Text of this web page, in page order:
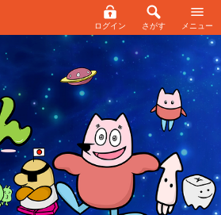
ログイン さがす メニュー